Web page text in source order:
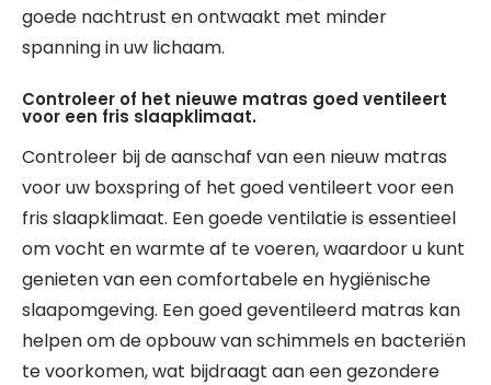
goede nachtrust en ontwaakt met minder
spanning in uw lichaam.
Controleer of het nieuwe matras goed ventileert
voor een fris slaapklimaat.
Controleer bij de aanschaf van een nieuw matras
voor uw boxspring of het goed ventileert voor een
fris slaapklimaat. Een goede ventilatie is essentieel
om vocht en warmte af te voeren, waardoor u kunt
genieten van een comfortabele en hygiënische
slaapomgeving. Een goed geventileerd matras kan
helpen om de opbouw van schimmels en bacteriën
te voorkomen, wat bijdraagt aan een gezondere